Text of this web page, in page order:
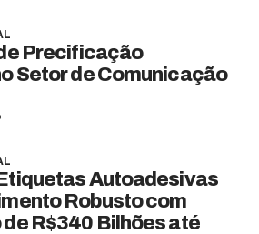
Precificação
Setor de Comunicação
Autoadesivas
Robusto com
R$340 Bilhões até